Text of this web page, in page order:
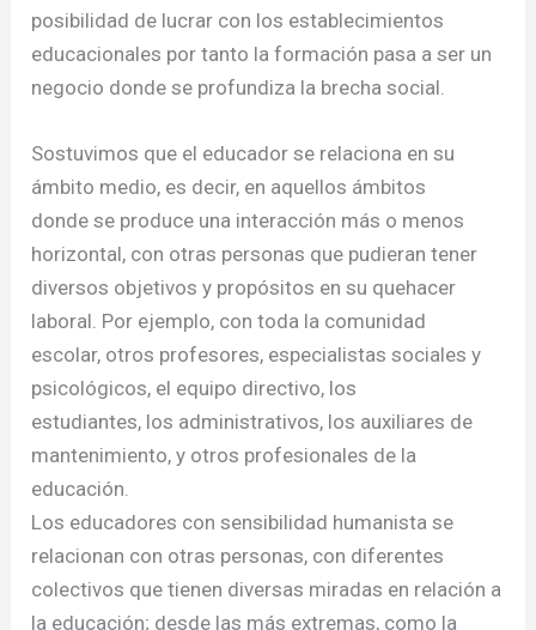
posibilidad de lucrar con los establecimientos
educacionales por tanto la formación pasa a ser un
negocio donde se profundiza la brecha social.
Sostuvimos que el educador se relaciona en su
ámbito medio, es decir, en aquellos ámbitos
donde se produce una interacción más o menos
horizontal, con otras personas que pudieran tener
diversos objetivos y propósitos en su quehacer
laboral. Por ejemplo, con toda la comunidad
escolar, otros profesores, especialistas sociales y
psicológicos, el equipo directivo, los
estudiantes, los administrativos, los auxiliares de
mantenimiento, y otros profesionales de la
educación.
Los educadores con sensibilidad humanista se
relacionan con otras personas, con diferentes
colectivos que tienen diversas miradas en relación a
la educación; desde las más extremas, como la